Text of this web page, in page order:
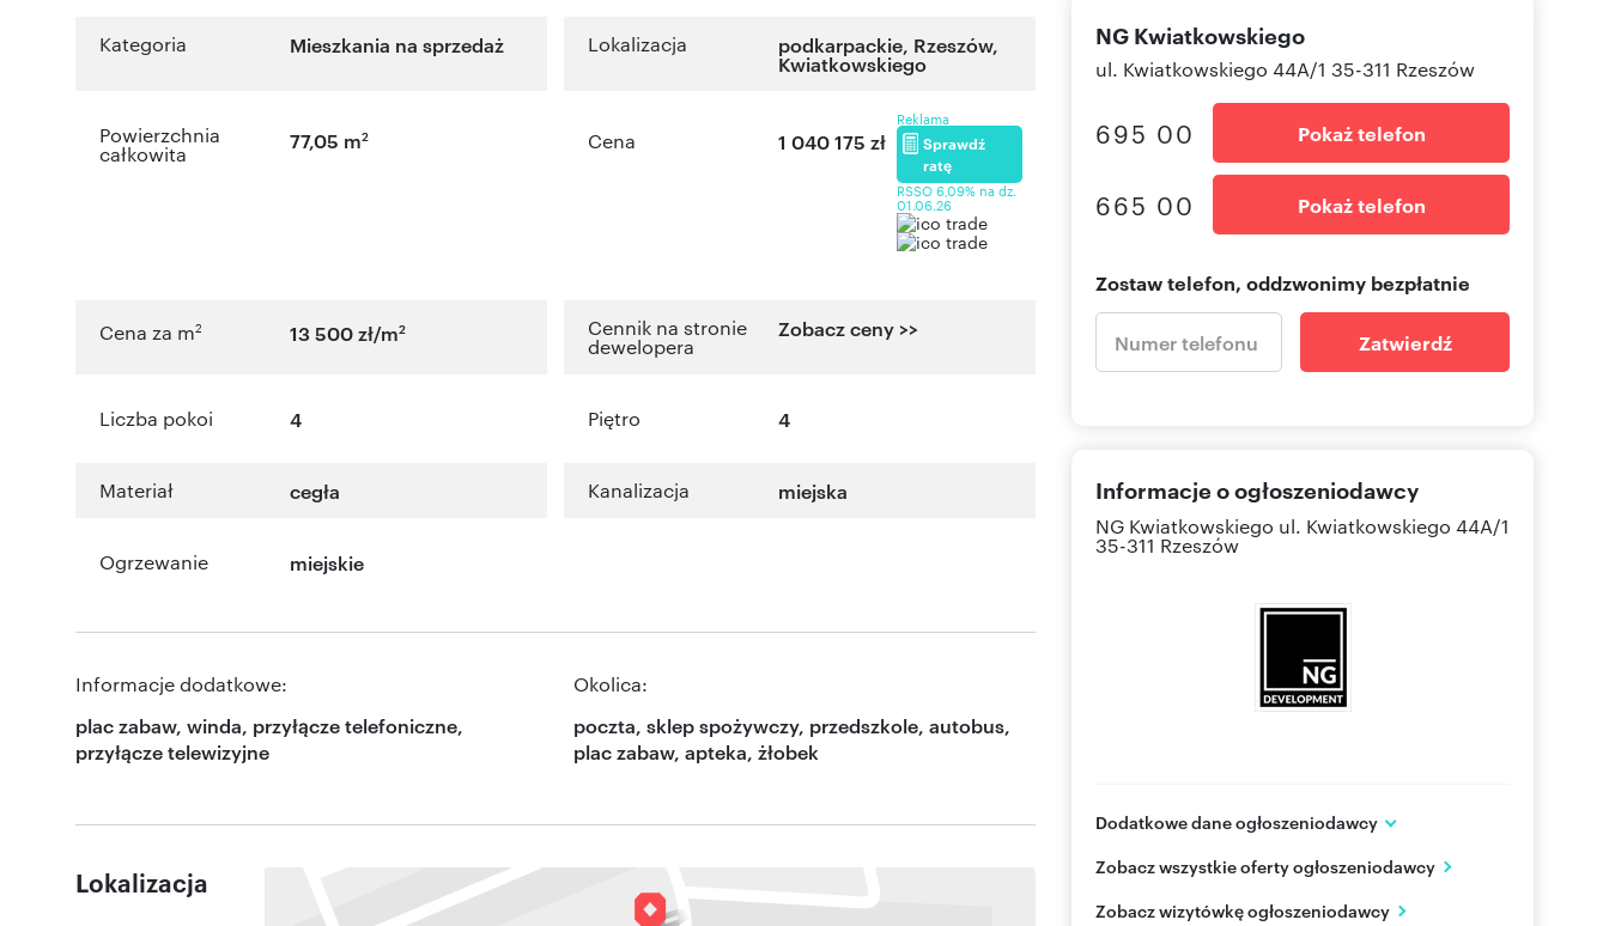
Kategoria Mieszkania na sprzedaż Lokalizacja podkarpackie, Rzeszów,
Kwiatkowskiego
Powierzchnia
całkowita
77,05 m2 Cena 1 040 175 zł
Reklama
Sprawdź
ratę
RSSO 6,09% na dz.
01.06.26
Cena za m2 13 500 zł/m2 Cennik na stronie
dewelopera
Zobacz ceny >>
Liczba pokoi 4 Piętro 4
Materiał cegła Kanalizacja miejska
Ogrzewanie miejskie
Informacje dodatkowe:
plac zabaw, winda, przyłącze telefoniczne,
przyłącze telewizyjne
Okolica:
poczta, sklep spożywczy, przedszkole, autobus,
plac zabaw, apteka, żłobek
Lokalizacja
NG Kwiatkowskiego
ul. Kwiatkowskiego 44A/1 35-311 Rzeszów
695 00 Pokaż telefon
665 00 Pokaż telefon
Zostaw telefon, oddzwonimy bezpłatnie
Zatwierdź
Informacje o ogłoszeniodawcy
NG Kwiatkowskiego ul. Kwiatkowskiego 44A/1
35-311 Rzeszów
Dodatkowe dane ogłoszeniodawcy
ul. Kwiatkowskiego 44A/1
podkarpackie
Zobacz wszystkie oferty ogłoszeniodawcy
Zobacz wizytówkę ogłoszeniodawcy